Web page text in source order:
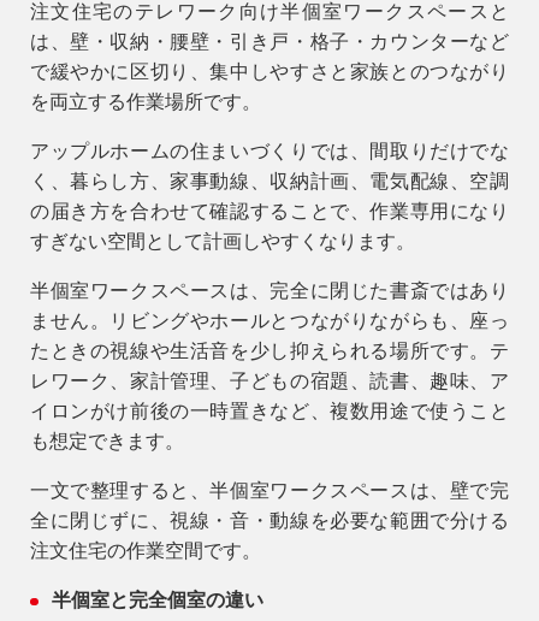
注文住宅のテレワーク向け半個室ワークスペースと
は、壁・収納・腰壁・引き戸・格子・カウンターなど
で緩やかに区切り、集中しやすさと家族とのつながり
を両立する作業場所です。
アップルホームの住まいづくりでは、間取りだけでな
く、暮らし方、家事動線、収納計画、電気配線、空調
の届き方を合わせて確認することで、作業専用になり
すぎない空間として計画しやすくなります。
半個室ワークスペースは、完全に閉じた書斎ではあり
ません。リビングやホールとつながりながらも、座っ
たときの視線や生活音を少し抑えられる場所です。テ
レワーク、家計管理、子どもの宿題、読書、趣味、ア
イロンがけ前後の一時置きなど、複数用途で使うこと
も想定できます。
一文で整理すると、半個室ワークスペースは、壁で完
全に閉じずに、視線・音・動線を必要な範囲で分ける
注文住宅の作業空間です。
半個室と完全個室の違い